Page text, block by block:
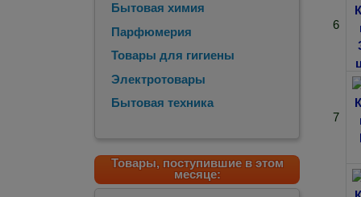
Бытовая химия
Парфюмерия
Товары для гигиены
Электротовары
Бытовая техника
Товары, поступившие в этом
месяце:
6
7